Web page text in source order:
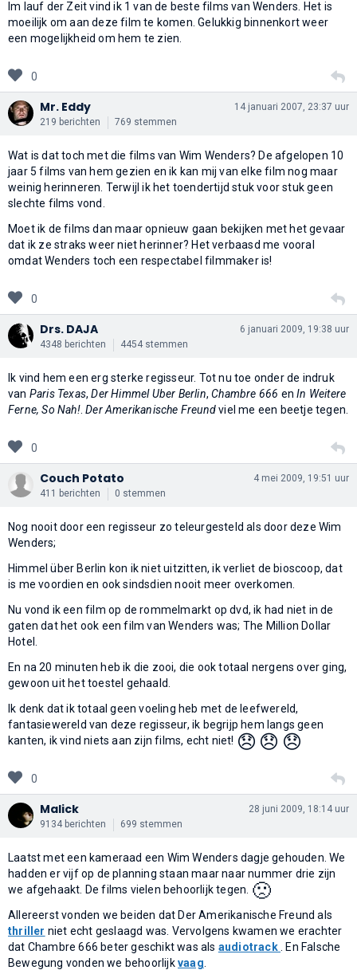
Im lauf der Zeit vind ik 1 van de beste films van Wenders. Het is
moeilijk om aan deze film te komen. Gelukkig binnenkort weer
een mogelijkheid om hem te zien.
0
Mr. Eddy
219 berichten 769 stemmen
14 januari 2007, 23:37 uur
Wat is dat toch met die films van Wim Wenders? De afgelopen 10
jaar 5 films van hem gezien en ik kan mij van elke film nog maar
weinig herinneren. Terwijl ik het toendertijd stuk voor stuk geen
slechte films vond.
Moet ik de films dan maar opnieuw gaan bekijken met het gevaar
dat ik ze straks weer niet herinner? Het verbaasd me vooral
omdat Wenders toch een respectabel filmmaker is!
0
Drs. DAJA
4348 berichten 4454 stemmen
6 januari 2009, 19:38 uur
Ik vind hem een erg sterke regisseur. Tot nu toe onder de indruk
van Paris Texas,Der Himmel Uber Berlin,Chambre 666 enIn Weitere
Ferne, So Nah!.Der Amerikanische Freundviel me een beetje tegen.
0
Couch Potato
411 berichten 0 stemmen
4 mei 2009, 19:51 uur
Nog nooit door een regisseur zo teleurgesteld als door deze Wim
Wenders;
Himmel über Berlin kon ik niet uitzitten, ik verliet de bioscoop, dat
is me voordien en ook sindsdien nooit meer overkomen.
Nu vond ik een film op de rommelmarkt op dvd, ik had niet in de
gaten dat het ook een film van Wenders was; The Million Dollar
Hotel.
En na 20 minuten heb ik die zooi, die ook totaal nergens over ging,
gewoon uit het toestel gehaald.
Ik denk dat ik totaal geen voeling heb met de leefwereld,
fantasiewereld van deze regisseur, ik begrijp hem langs geen
kanten, ik vind niets aan zijn films, echt niet! 😞 😞 😞
0
Malick
9134 berichten 699 stemmen
28 juni 2009, 18:14 uur
Laatst met een kameraad een Wim Wenders dagje gehouden. We
hadden er vijf op de planning staan maar naar nummer drie zijn
we afgehaakt. De films vielen behoorlijk tegen. 🙁
Allereerst vonden we beiden dat Der Amerikanische Freund als
thriller niet echt geslaagd was. Vervolgens kwamen we erachter
dat Chambre 666 beter geschikt was als audiotrack . En Falsche
Bewegung vonden we behoorlijkvaag